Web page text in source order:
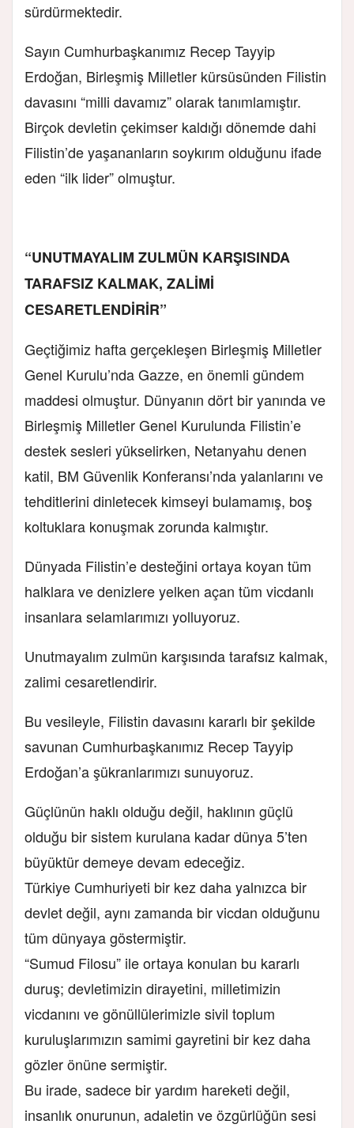
sürdürmektedir.
Sayın Cumhurbaşkanımız Recep Tayyip
Erdoğan, Birleşmiş Milletler kürsüsünden Filistin
davasını “milli davamız” olarak tanımlamıştır.
Birçok devletin çekimser kaldığı dönemde dahi
Filistin’de yaşananların soykırım olduğunu ifade
eden “ilk lider” olmuştur.
“UNUTMAYALIM ZULMÜN KARŞISINDA
TARAFSIZ KALMAK, ZALİMİ
CESARETLENDİRİR”
Geçtiğimiz hafta gerçekleşen Birleşmiş Milletler
Genel Kurulu’nda Gazze, en önemli gündem
maddesi olmuştur. Dünyanın dört bir yanında ve
Birleşmiş Milletler Genel Kurulunda Filistin’e
destek sesleri yükselirken, Netanyahu denen
katil, BM Güvenlik Konferansı’nda yalanlarını ve
tehditlerini dinletecek kimseyi bulamamış, boş
koltuklara konuşmak zorunda kalmıştır.
Dünyada Filistin’e desteğini ortaya koyan tüm
halklara ve denizlere yelken açan tüm vicdanlı
insanlara selamlarımızı yolluyoruz.
Unutmayalım zulmün karşısında tarafsız kalmak,
zalimi cesaretlendirir.
Bu vesileyle, Filistin davasını kararlı bir şekilde
savunan Cumhurbaşkanımız Recep Tayyip
Erdoğan’a şükranlarımızı sunuyoruz.
Güçlünün haklı olduğu değil, haklının güçlü
olduğu bir sistem kurulana kadar dünya 5’ten
büyüktür demeye devam edeceğiz.
Türkiye Cumhuriyeti bir kez daha yalnızca bir
devlet değil, aynı zamanda bir vicdan olduğunu
tüm dünyaya göstermiştir.
“Sumud Filosu” ile ortaya konulan bu kararlı
duruş; devletimizin dirayetini, milletimizin
vicdanını ve gönüllülerimizle sivil toplum
kuruluşlarımızın samimi gayretini bir kez daha
gözler önüne sermiştir.
Bu irade, sadece bir yardım hareketi değil,
insanlık onurunun, adaletin ve özgürlüğün sesi